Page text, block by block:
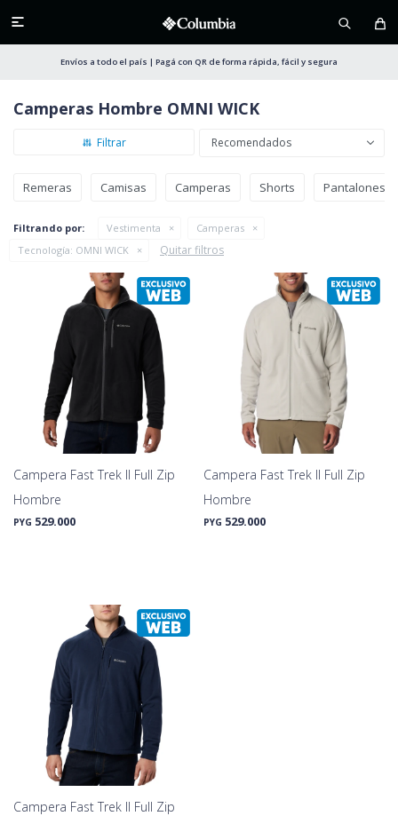

Envíos a todo el país | Pagá con QR de forma rápida, fácil y segura
Camperas Hombre OMNI WICK
Recomendados
Remeras Camisas Camperas Shorts Pantalones
Filtrando por: Vestimenta
Camperas
Tecnología: OMNI WICK Quitar filtros
Campera Fast Trek II Full Zip
Hombre
PYG 529.000
Campera Fast Trek II Full Zip
Hombre
PYG 529.000
Campera Fast Trek II Full Zip